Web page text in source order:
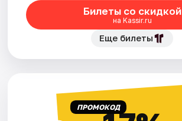
Билеты со скидкой
на Kassir.ru
Еще билеты
ПРОМОКОД